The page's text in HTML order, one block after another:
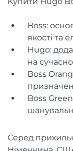
Boss:
якості та
Hugo:
на
Boss
Boss
Серед